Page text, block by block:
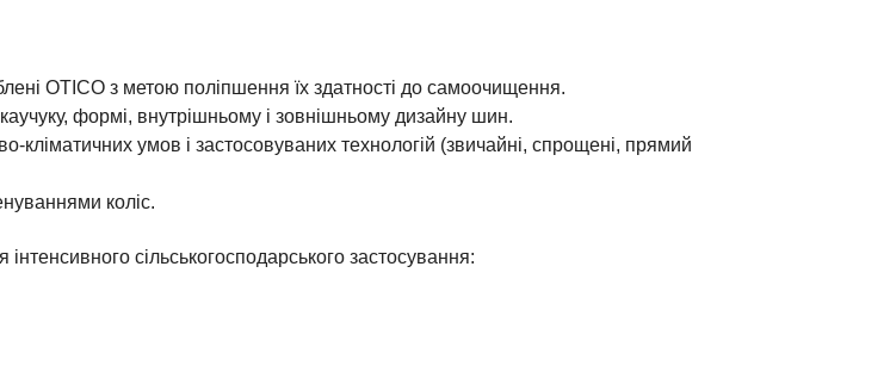
OTICO з метою поліпшення їх здатності до самоочищення.
формі, внутрішньому і зовнішньому дизайну шин.
кліматичних умов і застосовуваних технологій (звичайні, спрощені, прямий
коліс.
сільськогосподарського застосування: